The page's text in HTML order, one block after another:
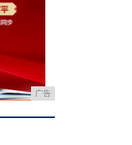
广告